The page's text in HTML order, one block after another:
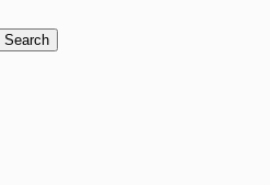
Search